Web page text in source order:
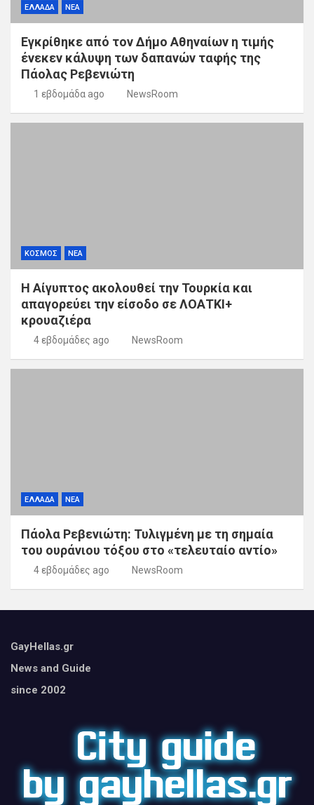
ΕΛΛΑΔΑ ΝΕΑ
Εγκρίθηκε από τον Δήμο Αθηναίων η τιμής
ένεκεν κάλυψη των δαπανών ταφής της
Πάολας Ρεβενιώτη
1 εβδομάδα ago NewsRoom
ΚΟΣΜΟΣ ΝΕΑ
Η Αίγυπτος ακολουθεί την Τουρκία και
απαγορεύει την είσοδο σε ΛΟΑΤΚΙ+
κρουαζιέρα
4 εβδομάδες ago NewsRoom
ΕΛΛΑΔΑ ΝΕΑ
Πάολα Ρεβενιώτη: Τυλιγμένη με τη σημαία
του ουράνιου τόξου στο «τελευταίο αντίο»
4 εβδομάδες ago NewsRoom
GayHellas.gr
News and Guide
since 2002